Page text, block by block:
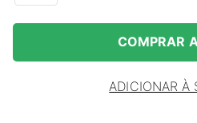
COMPRAR
ADICIONAR À